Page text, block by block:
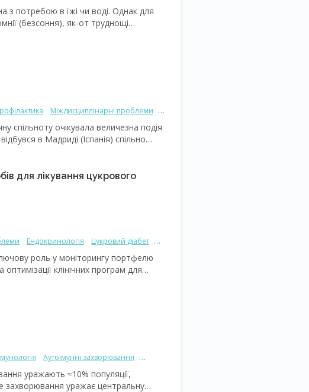
з потребою в їжі чи воді. Однак для
(безсоння), як-от труднощі
впливу на окремого індивіда,
Міждисциплінарні проблеми
Організація медичної допомоги
спільноту очікувала величезна подія
в Мадриді (Іспанія) спільно
захворювань клапанів серця,
а також стосовно
з основними
пацієнтів із дисліпідеміями.
для лікування цукрового
Ендокринологія
Цукровий діабет
роль у моніторингу портфелю
клінічних програм для
Аутоімунні захворювання
уражають ≈10% популяції,
захворювання уражає центральну